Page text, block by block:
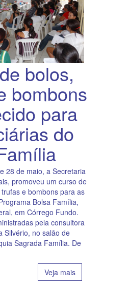
bolos,
bombons
para
do
28 de maio, a Secretaria
promoveu um curso de
e bombons para as
Bolsa Família,
em Córrego Fundo.
pela consultora
Silvério, no salão de
Sagrada Família. De
Veja mais